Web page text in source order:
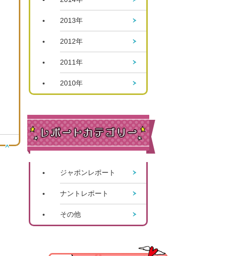
2013年
2012年
2011年
2010年
ジャポンレポート
ナントレポート
その他